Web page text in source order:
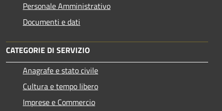
Personale Amministrativo
Documenti e dati
CATEGORIE DI SERVIZIO
Anagrafe e stato civile
Cultura e tempo libero
Imprese e Commercio